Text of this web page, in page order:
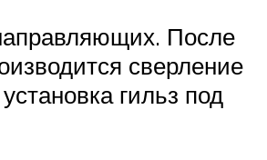
После
сверление
гильз под